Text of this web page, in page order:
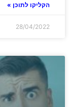
הקליקו לתוכן »
28/04/2022